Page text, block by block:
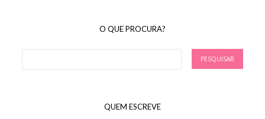
O QUE PROCURA?
QUEM ESCREVE